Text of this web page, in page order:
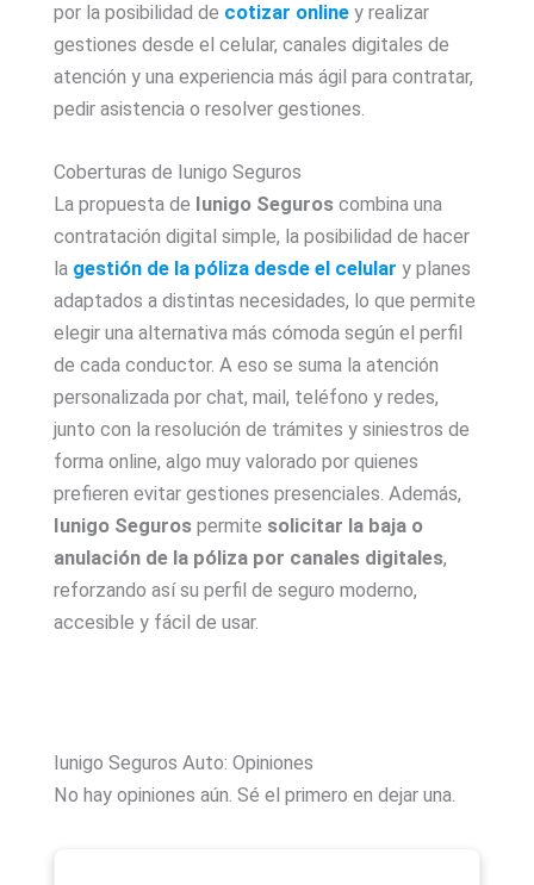
por la posibilidad de cotizar online y realizar
gestiones desde el celular, canales digitales de
atención y una experiencia más ágil para contratar,
pedir asistencia o resolver gestiones.
Coberturas de Iunigo Seguros
La propuesta de Iunigo Seguroscombina una
contratación digital simple, la posibilidad de hacer
la gestión de la póliza desde el celulary planes
adaptados a distintas necesidades, lo que permite
elegir una alternativa más cómoda según el perfil
de cada conductor. A eso se suma la atención
personalizada por chat, mail, teléfono y redes,
junto con la resolución de trámites y siniestros de
forma online, algo muy valorado por quienes
prefieren evitar gestiones presenciales. Además,
Iunigo Segurospermite solicitar la baja o
anulación de la póliza por canales digitales,
reforzando así su perfil de seguro moderno,
accesible y fácil de usar.
Iunigo Seguros Auto: Opiniones
No hay opiniones aún. Sé el primero en dejar una.